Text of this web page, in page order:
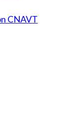
CNAVT